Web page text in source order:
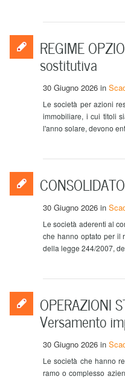
REGIME
sostitutiva
30 Giugno 2026 in
Le società per azioni
immobiliare, i cui titoli
l'anno solare, devono
30 Giugno 2026 in
Le società aderenti al
che hanno optato per il
della legge 244/2007,
OPERAZIONI
Versamento
30 Giugno 2026 in
Le società che hanno
ramo o complesso